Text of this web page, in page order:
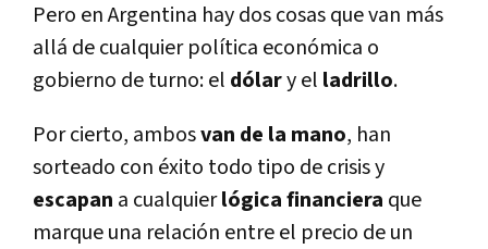
Pero en Argentina hay dos cosas que van más
allá de cualquier polí­tica económica o
gobierno de turno: el dólary el ladrillo.
Por cierto, ambosvan de la mano, han
sorteado con éxito todo tipo de crisis y
escapan a cualquierlógicafinanciera que
marque una relación entre el precio de un